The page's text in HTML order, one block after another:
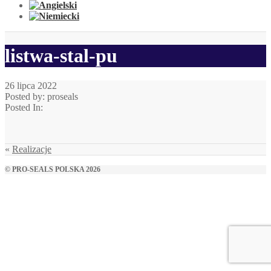
listwa-stal-pu
26 lipca 2022
Posted by: proseals
Posted In:
« Realizacje
© PRO-SEALS POLSKA 2026